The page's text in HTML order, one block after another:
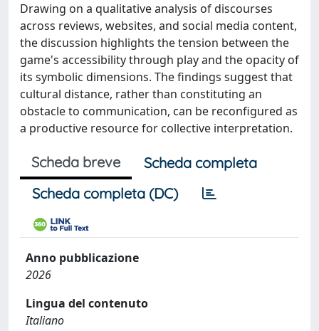
Drawing on a qualitative analysis of discourses
across reviews, websites, and social media content,
the discussion highlights the tension between the
game's accessibility through play and the opacity of
its symbolic dimensions. The findings suggest that
cultural distance, rather than constituting an
obstacle to communication, can be reconfigured as
a productive resource for collective interpretation.
Scheda breve
Scheda completa
Scheda completa (DC)
Anno pubblicazione
2026
Lingua del contenuto
Italiano